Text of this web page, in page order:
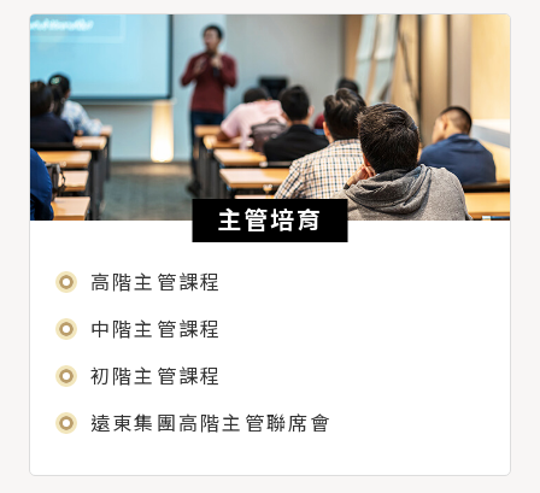
主管培育
高階主管課程
中階主管課程
初階主管課程
遠東集團高階主管聯席會